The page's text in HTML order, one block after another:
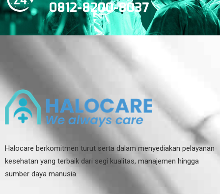
0812-8200-8037
Halocare berkomitmen turut serta dalam menyediakan pelayanan
kesehatan yang terbaik dari segi kualitas, manajemen hingga
sumber daya manusia.